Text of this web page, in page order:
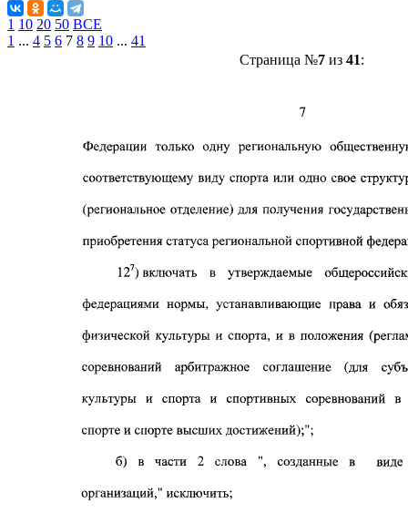
1 10 20 50 ВСЕ
1 ... 4 5 6 7 8 9 10 ... 41
Страница №7из 41: